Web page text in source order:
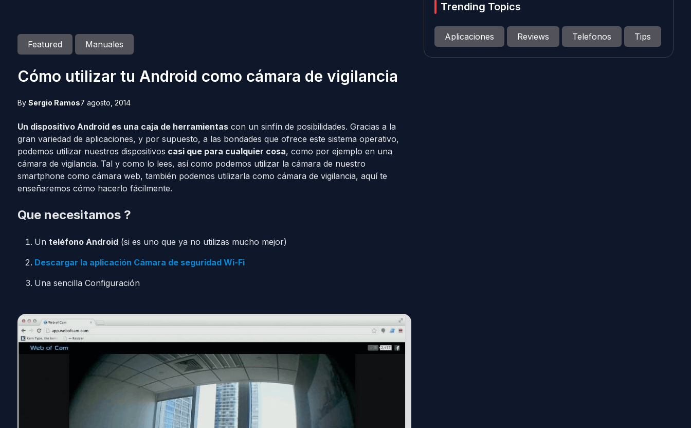
Featured Manuales
Cómo utilizar tu Android como cámara de vigilancia
By Sergio Ramos7 agosto, 2014
Un dispositivo Android es una caja de herramientascon un sinfín de posibilidades. Gracias a la
gran variedad de aplicaciones, y por supuesto, a las bondades que ofrece este sistema operativo,
podemos utilizar nuestros dispositivos casi que para cualquier cosa, como por ejemplo en una
cámara de vigilancia. Tal y como lo lees, así como podemos utilizar la cámara de nuestro
smartphone como cámara web, también podemos utilizarla como cámara de vigilancia, aquí te
enseñaremos cómo hacerlo fácilmente.
Que necesitamos ?
Unteléfono Android (si es uno que ya no utilizas mucho mejor)
Descargar la aplicación Cámara de seguridad Wi-Fi
Una sencilla Configuración
Trending Topics
Aplicaciones Reviews Telefonos Tips